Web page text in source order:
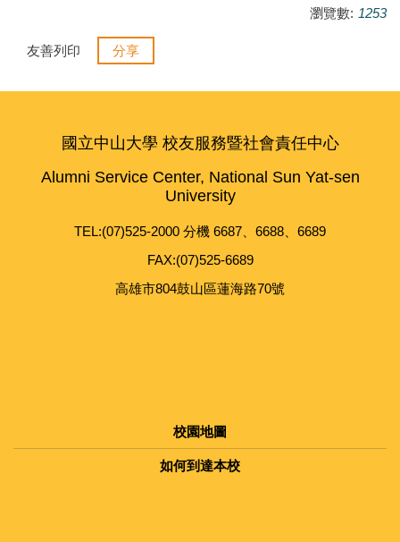
瀏覽數: 1253
友善列印 分享
國立中山大學 校友服務暨社會責任中心
Alumni Service Center, National Sun Yat-sen
University
TEL:(07)525-2000 分機 6687、6688、6689
FAX:(07)525-6689
高雄市804鼓山區蓮海路70號
校園地圖
如何到達本校